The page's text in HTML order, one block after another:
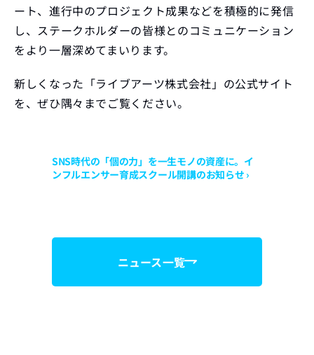
ート、進行中のプロジェクト成果などを積極的に発信
し、ステークホルダーの皆様とのコミュニケーション
をより一層深めてまいります。
新しくなった「ライブアーツ株式会社」の公式サイト
を、ぜひ隅々までご覧ください。
SNS時代の「個の力」を一生モノの資産に。イ
ンフルエンサー育成スクール開講のお知らせ ›
ニュース一覧